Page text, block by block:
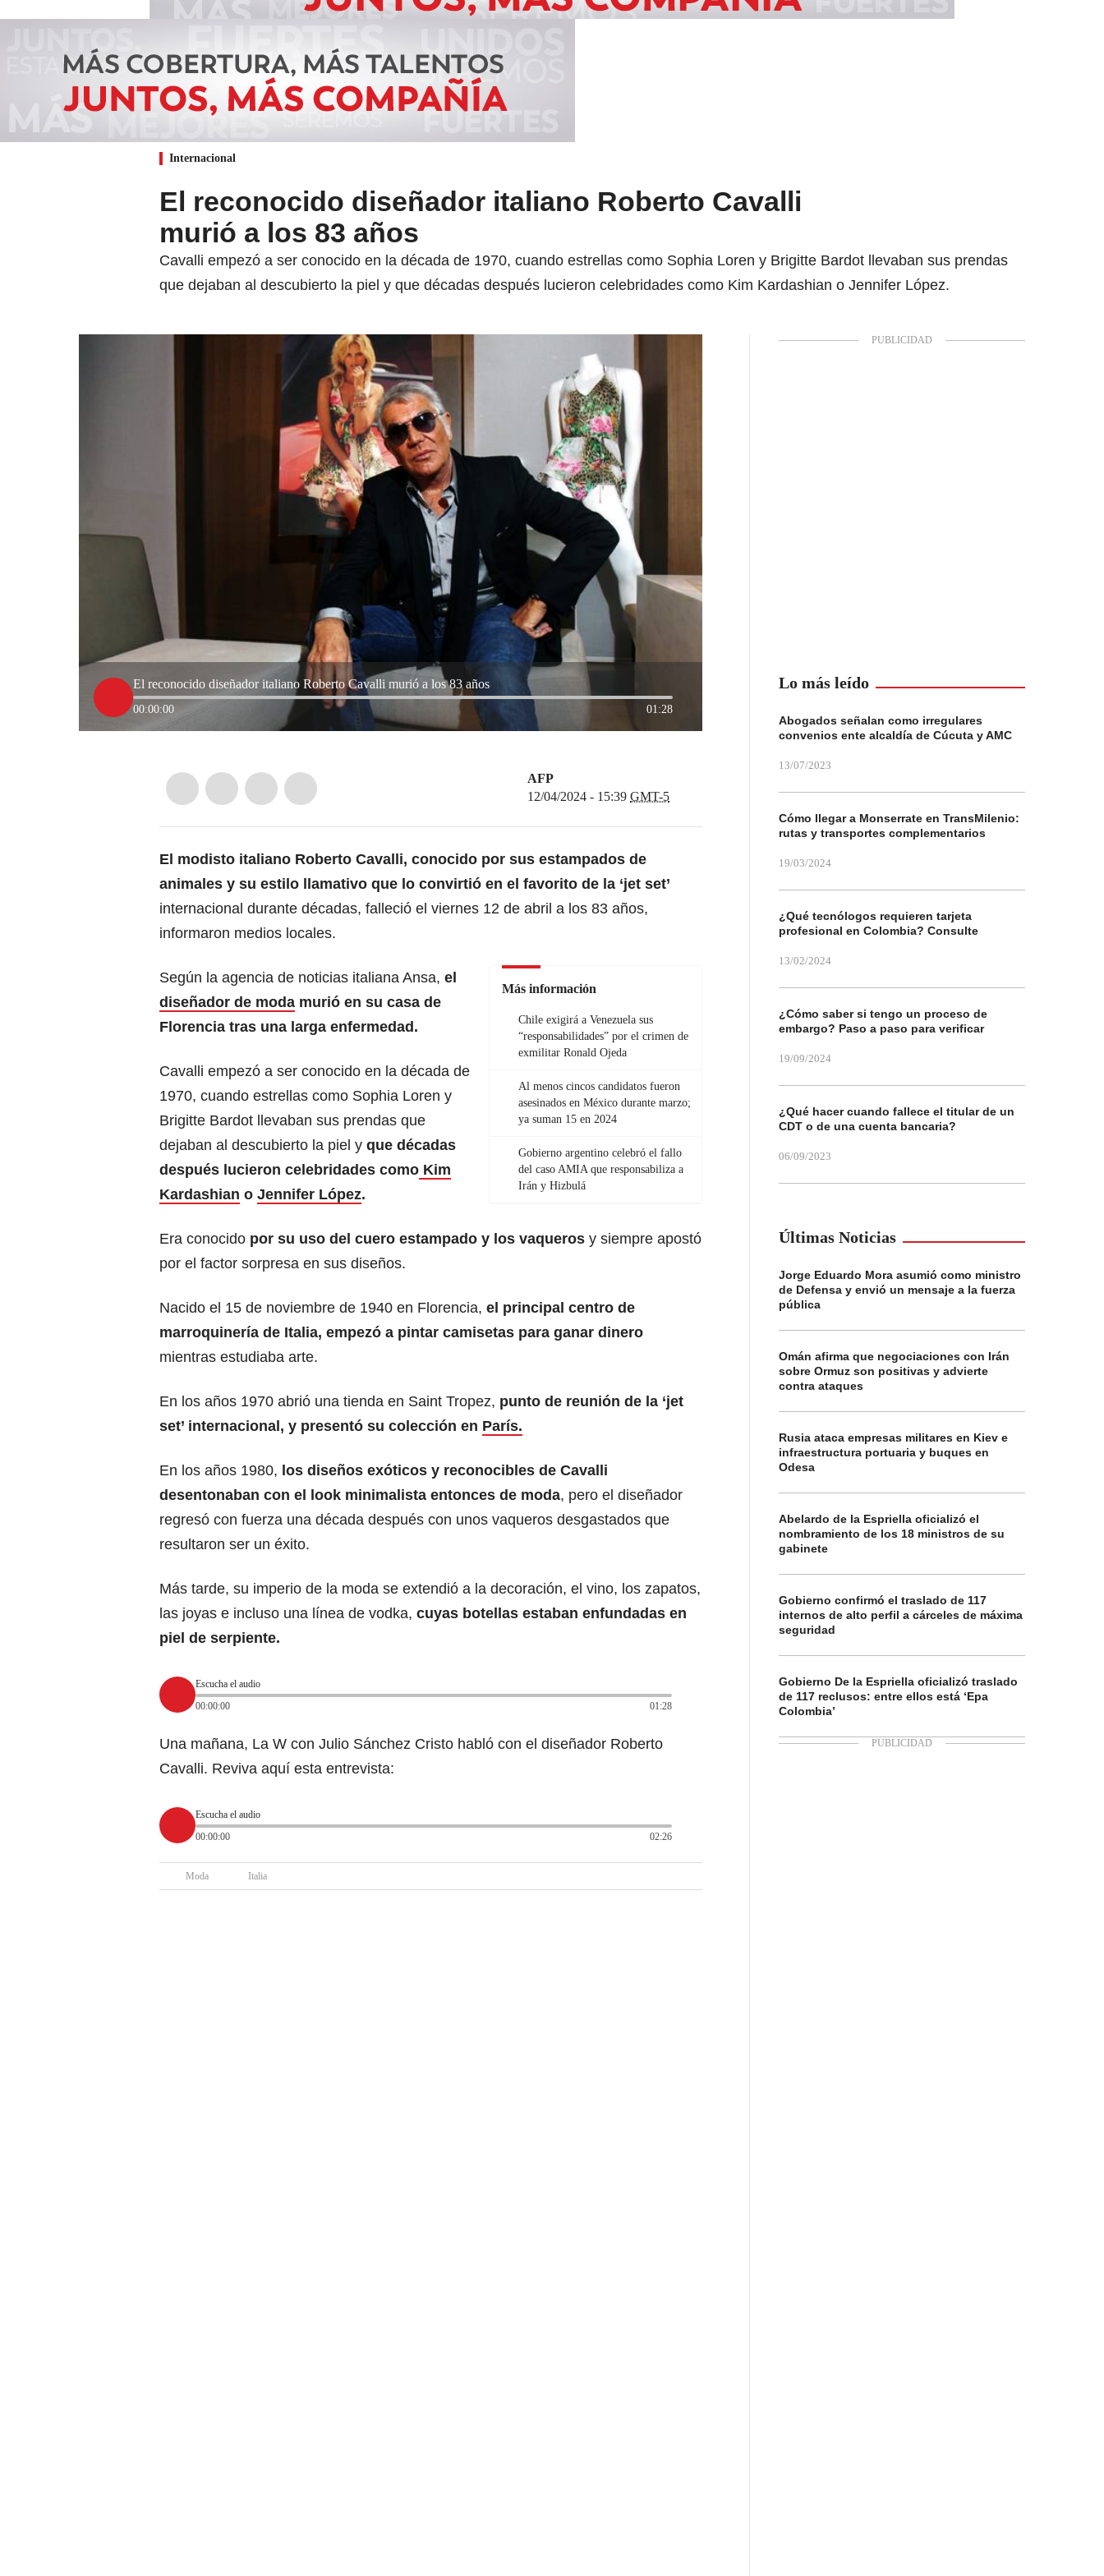
Internacional
El reconocido diseñador italiano Roberto Cavalli
murió a los 83 años
Cavalli empezó a ser conocido en la década de 1970, cuando estrellas como Sophia Loren y Brigitte Bardot llevaban sus prendas
que dejaban al descubierto la piel y que décadas después lucieron celebridades como Kim Kardashian o Jennifer López.
El reconocido diseñador italiano Roberto Cavalli murió a los 83 años
00:00:00 01:28
AFP
12/04/2024 - 15:39 GMT-5
El modisto italiano Roberto Cavalli, conocido por sus estampados de
animales y su estilo llamativo que lo convirtió en el favorito de la ‘jet set’
internacional durante décadas, falleció el viernes 12 de abril a los 83 años,
informaron medios locales.
Más información
Chile exigirá a Venezuela sus
“responsabilidades” por el crimen de
exmilitar Ronald Ojeda
Al menos cincos candidatos fueron
asesinados en México durante marzo;
ya suman 15 en 2024
Gobierno argentino celebró el fallo
del caso AMIA que responsabiliza a
Irán y Hizbulá
Según la agencia de noticias italiana Ansa, el
diseñador de moda murió en su casa de
Florencia tras una larga enfermedad.
Cavalli empezó a ser conocido en la década de
1970, cuando estrellas como Sophia Loren y
Brigitte Bardot llevaban sus prendas que
dejaban al descubierto la piel y que décadas
después lucieron celebridades como Kim
Kardashian o Jennifer López.
Era conocido por su uso del cuero estampado y los vaqueros y siempre apostó
por el factor sorpresa en sus diseños.
Nacido el 15 de noviembre de 1940 en Florencia, el principal centro de
marroquinería de Italia, empezó a pintar camisetas para ganar dinero
mientras estudiaba arte.
En los años 1970 abrió una tienda en Saint Tropez, punto de reunión de la ‘jet
set’ internacional, y presentó su colección en París.
En los años 1980, los diseños exóticos y reconocibles de Cavalli
desentonaban con el look minimalista entonces de moda, pero el diseñador
regresó con fuerza una década después con unos vaqueros desgastados que
resultaron ser un éxito.
Más tarde, su imperio de la moda se extendió a la decoración, el vino, los zapatos,
las joyas e incluso una línea de vodka, cuyas botellas estaban enfundadas en
piel de serpiente.
Escucha el audio
00:00:00
01:28
Una mañana, La W con Julio Sánchez Cristo habló con el diseñador Roberto
Cavalli. Reviva aquí esta entrevista:
Escucha el audio
00:00:00
02:26
Moda Italia
Lo más leído
Abogados señalan como irregulares
convenios ente alcaldía de Cúcuta y AMC
13/07/2023
Cómo llegar a Monserrate en TransMilenio:
rutas y transportes complementarios
19/03/2024
¿Qué tecnólogos requieren tarjeta
profesional en Colombia? Consulte
13/02/2024
¿Cómo saber si tengo un proceso de
embargo? Paso a paso para verificar
19/09/2024
¿Qué hacer cuando fallece el titular de un
CDT o de una cuenta bancaria?
06/09/2023
Últimas Noticias
Jorge Eduardo Mora asumió como ministro
de Defensa y envió un mensaje a la fuerza
pública
Omán afirma que negociaciones con Irán
sobre Ormuz son positivas y advierte
contra ataques
Rusia ataca empresas militares en Kiev e
infraestructura portuaria y buques en
Odesa
Abelardo de la Espriella oficializó el
nombramiento de los 18 ministros de su
gabinete
Gobierno confirmó el traslado de 117
internos de alto perfil a cárceles de máxima
seguridad
Gobierno De la Espriella oficializó traslado
de 117 reclusos: entre ellos está ‘Epa
Colombia’